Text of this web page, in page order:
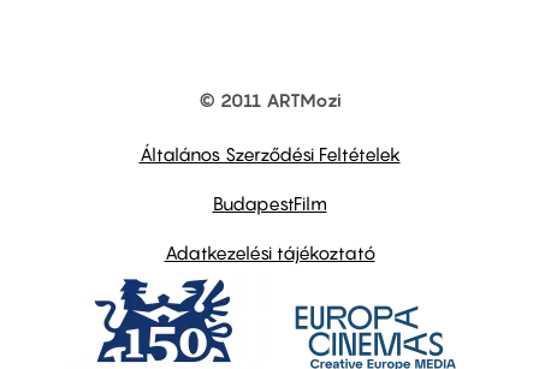
© 2011 ARTMozi
Általános Szerződési Feltételek
BudapestFilm
Adatkezelési tájékoztató